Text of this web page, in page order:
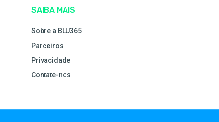
SAIBA MAIS
Sobre a BLU365
Parceiros
Privacidade
Contate-nos